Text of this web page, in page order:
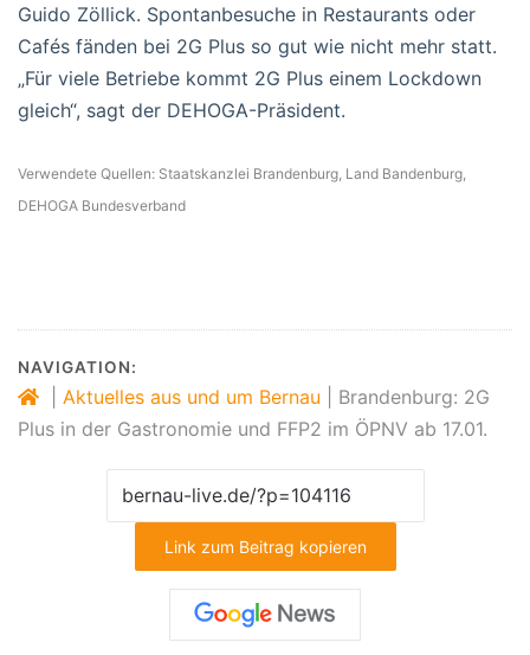
Guido Zöllick. Spontanbesuche in Restaurants oder
Cafés fänden bei 2G Plus so gut wie nicht mehr statt.
„Für viele Betriebe kommt 2G Plus einem Lockdown
gleich“, sagt der DEHOGA-Präsident.
Verwendete Quellen: Staatskanzlei Brandenburg, Land Bandenburg,
DEHOGA Bundesverband
NAVIGATION:
Aktuelles aus und um Bernau
Brandenburg: 2G
Plus in der Gastronomie und FFP2 im ÖPNV ab 17.01.
Link zum Beitrag kopieren